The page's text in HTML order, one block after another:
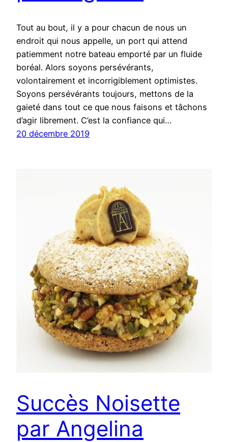
Tout au bout, il y a pour chacun de nous un
endroit qui nous appelle, un port qui attend
patiemment notre bateau emporté par un fluide
boréal. Alors soyons persévérants,
volontairement et incorrigiblement optimistes.
Soyons persévérants toujours, mettons de la
gaieté dans tout ce que nous faisons et tâchons
d’agir librement. C’est la confiance qui…
20 décembre 2019
Succès Noisette
par Angelina